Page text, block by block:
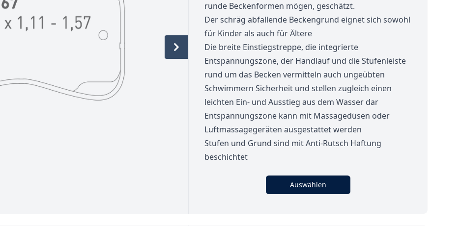
runde Beckenformen mögen, geschätzt.
Der schräg abfallende Beckengrund eignet sich sowohl
für Kinder als auch für Ältere
Die breite Einstiegstreppe, die integrierte
Entspannungszone, der Handlauf und die Stufenleiste
rund um das Becken vermitteln auch ungeübten
Schwimmern Sicherheit und stellen zugleich einen
leichten Ein- und Ausstieg aus dem Wasser dar
Entspannungszone kann mit Massagedüsen oder
Luftmassagegeräten ausgestattet werden
Stufen und Grund sind mit Anti-Rutsch Haftung
beschichtet
Auswählen